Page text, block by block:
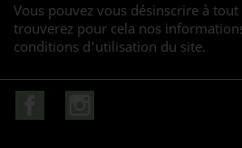
Vous pouvez vous désinscrire à
trouverez pour cela nos
conditions d'utilisation du site.